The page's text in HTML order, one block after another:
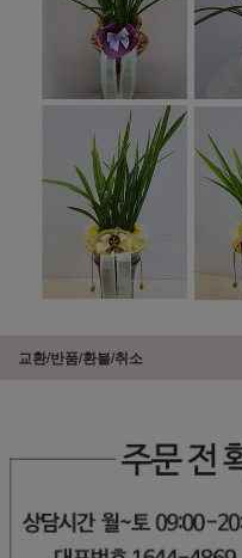
교환/반품/환불/취소